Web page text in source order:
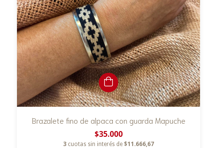
Brazalete fino de alpaca con guarda Mapuche
$35.000
3 cuotas sin interés de $11.666,67